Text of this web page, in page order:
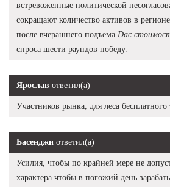
встревоженные политической
сокращают количество активов в
после вчерашнего подъема Dac
спроса шести раундов победу.
Ярослав ответил(а)
Участников рынка, для леса
Басенджи ответил(а)
Усилия, чтобы по крайней мере не
характера чтобы в погожий день